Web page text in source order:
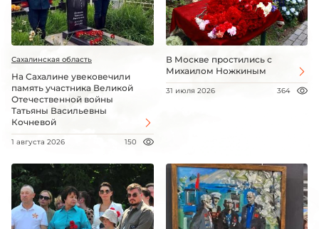
Сахалинская область
На Сахалине увековечили
память участника Великой
Отечественной войны
Татьяны Васильевны
Кочневой
1 августа 2026 150
В Москве простились с
Михаилом Ножкиным
31 июля 2026 364